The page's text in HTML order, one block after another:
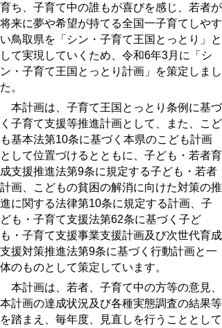
育ち、子育て中の誰もが喜びを感じ、若者が
将来に夢や希望が持てる全国一子育てしやす
い鳥取県を「シン・子育て王国とっとり」と
して実現していくため、令和6年3月に「シ
ン・子育て王国とっとり計画」を策定しまし
た。
本計画は、子育て王国とっとり条例に基づ
く子育て支援等推進計画として、また、こど
も基本法第10条に基づく本県のこども計画
として位置づけるとともに、子ども・若者育
成支援推進法第9条に規定する子ども・若者
計画、こどもの貧困の解消に向けた対策の推
進に関する法律第10条に規定する計画、子
ども・子育て支援法第62条に基づく子ど
も・子育て支援事業支援計画及び次世代育成
支援対策推進法第9条に基づく行動計画と一
体のものとして策定しています。
本計画は、 若者、子育て中の方等の意見、
本計画の達成状況及び各種実態調査の結果等
を踏まえ、毎年度、見直しを行うこととして